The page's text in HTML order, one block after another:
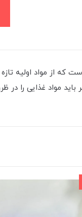
که از مواد اولیه
مواد غذایی را در